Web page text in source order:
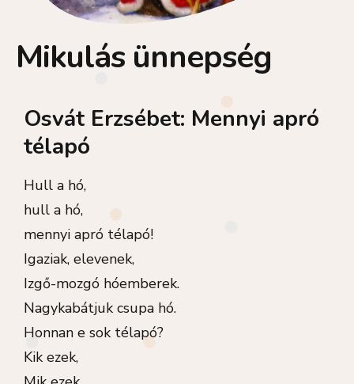
Mikulás ünnepség
Osvát Erzsébet: Mennyi apró
télapó
Hull a hó,
hull a hó,
mennyi apró télapó!
Igaziak, elevenek,
Izgő-mozgó hóemberek.
Nagykabátjuk csupa hó.
Honnan e sok télapó?
Kik ezek,